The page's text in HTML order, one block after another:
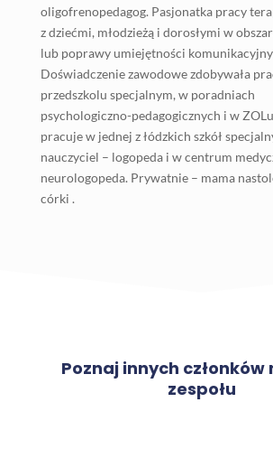
oligofrenopedagog. Pasjonatka pracy
z dziećmi, młodzieżą i dorosłymi w
lub poprawy umiejętności
Doświadczenie zawodowe zdobywała
przedszkolu specjalnym, w poradniach
psychologiczno-pedagogicznych i w
pracuje w jednej z łódzkich szkół
nauczyciel – logopeda i w centrum
neurologopeda. Prywatnie – mama
córki .
Poznaj innych członków
zespołu